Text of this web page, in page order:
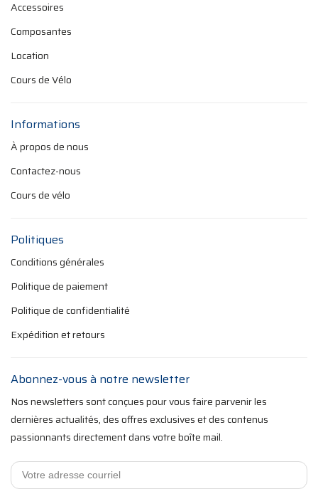
Accessoires
Composantes
Location
Cours de Vélo
Informations
À propos de nous
Contactez-nous
Cours de vélo
Politiques
Conditions générales
Politique de paiement
Politique de confidentialité
Expédition et retours
Abonnez-vous à notre newsletter
Nos newsletters sont conçues pour vous faire parvenir les
dernières actualités, des offres exclusives et des contenus
passionnants directement dans votre boîte mail.